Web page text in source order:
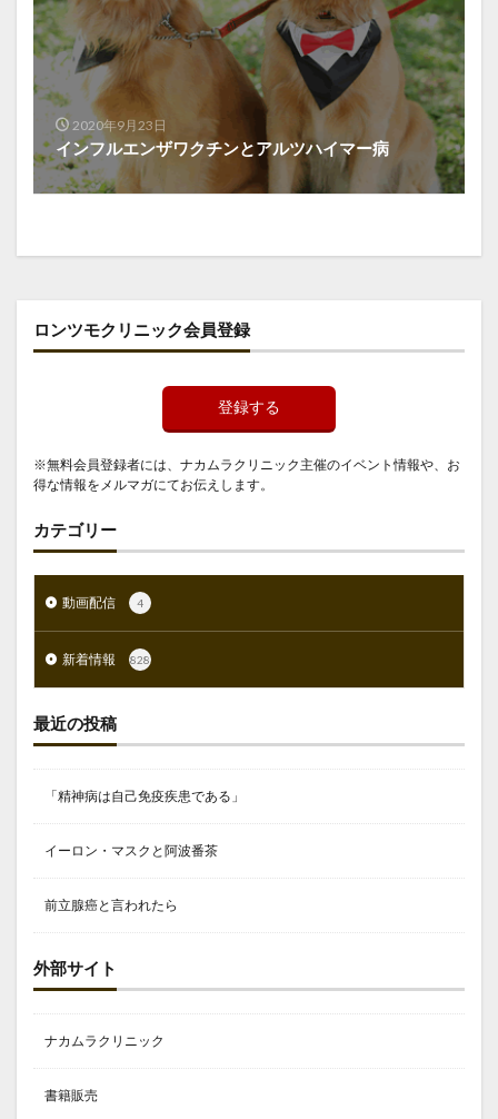
2020年9月23日
インフルエンザワクチンとアルツハイマー病
ロンツモクリニック会員登録
登録する
※無料会員登録者には、ナカムラクリニック主催のイベント情報や、お
得な情報をメルマガにてお伝えします。
カテゴリー
動画配信 4
新着情報 828
最近の投稿
「精神病は自己免疫疾患である」
イーロン・マスクと阿波番茶
前立腺癌と言われたら
外部サイト
ナカムラクリニック
書籍販売